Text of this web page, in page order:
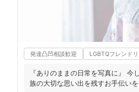
発達凸凹相談歓迎 LGBTQフレンド
『ありのままの日常を写真に』 今
族の大切な思い出を残すお手伝い